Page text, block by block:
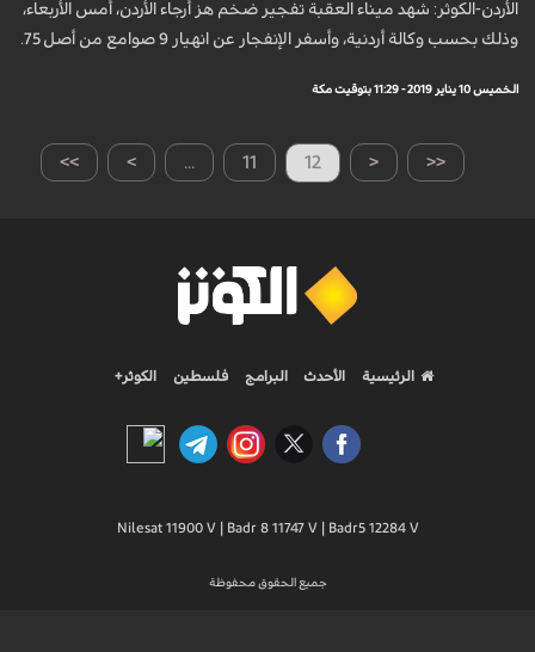
الأردن-الكوثر: شهد ميناء العقبة تفجير ضخم هز أرجاء الأردن، أمس الأربعاء،
وذلك بحسب وكالة أردنية، وأسفر الإنفجار عن انهيار 9 صوامع من أصل 75.
الخميس 10 يناير 2019 - 11:29 بتوقيت مكة
>> > ... 11 12 < <<
الرئيسية الأحدث البرامج فلسطين الكوثر+
Nilesat 11900 V | Badr 8 11747 V | Badr5 12284 V
جميع الحقوق محفوظة